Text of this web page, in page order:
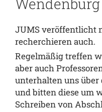
JUMS veröffentlicht
recherchieren auch.
Regelmäßig treffen
aber auch
unterhalten uns
und bitten diese um
Schreiben von